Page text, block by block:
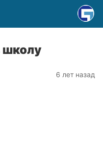
школу
6 лет назад